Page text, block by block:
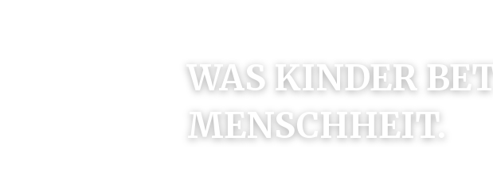
WAS KINDER
MENSCHHEIT.